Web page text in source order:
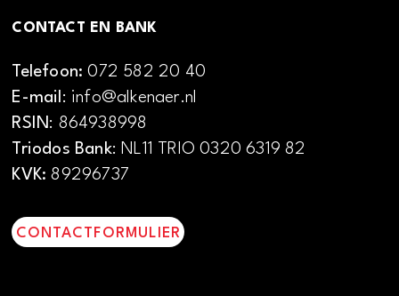
CONTACT EN BANK
Telefoon:072 582 20 40
E-mail: info@alkenaer.nl
RSIN: 864938998
Triodos Bank: NL11 TRIO 0320 6319 82
KVK: 89296737
CONTACTFORMULIER